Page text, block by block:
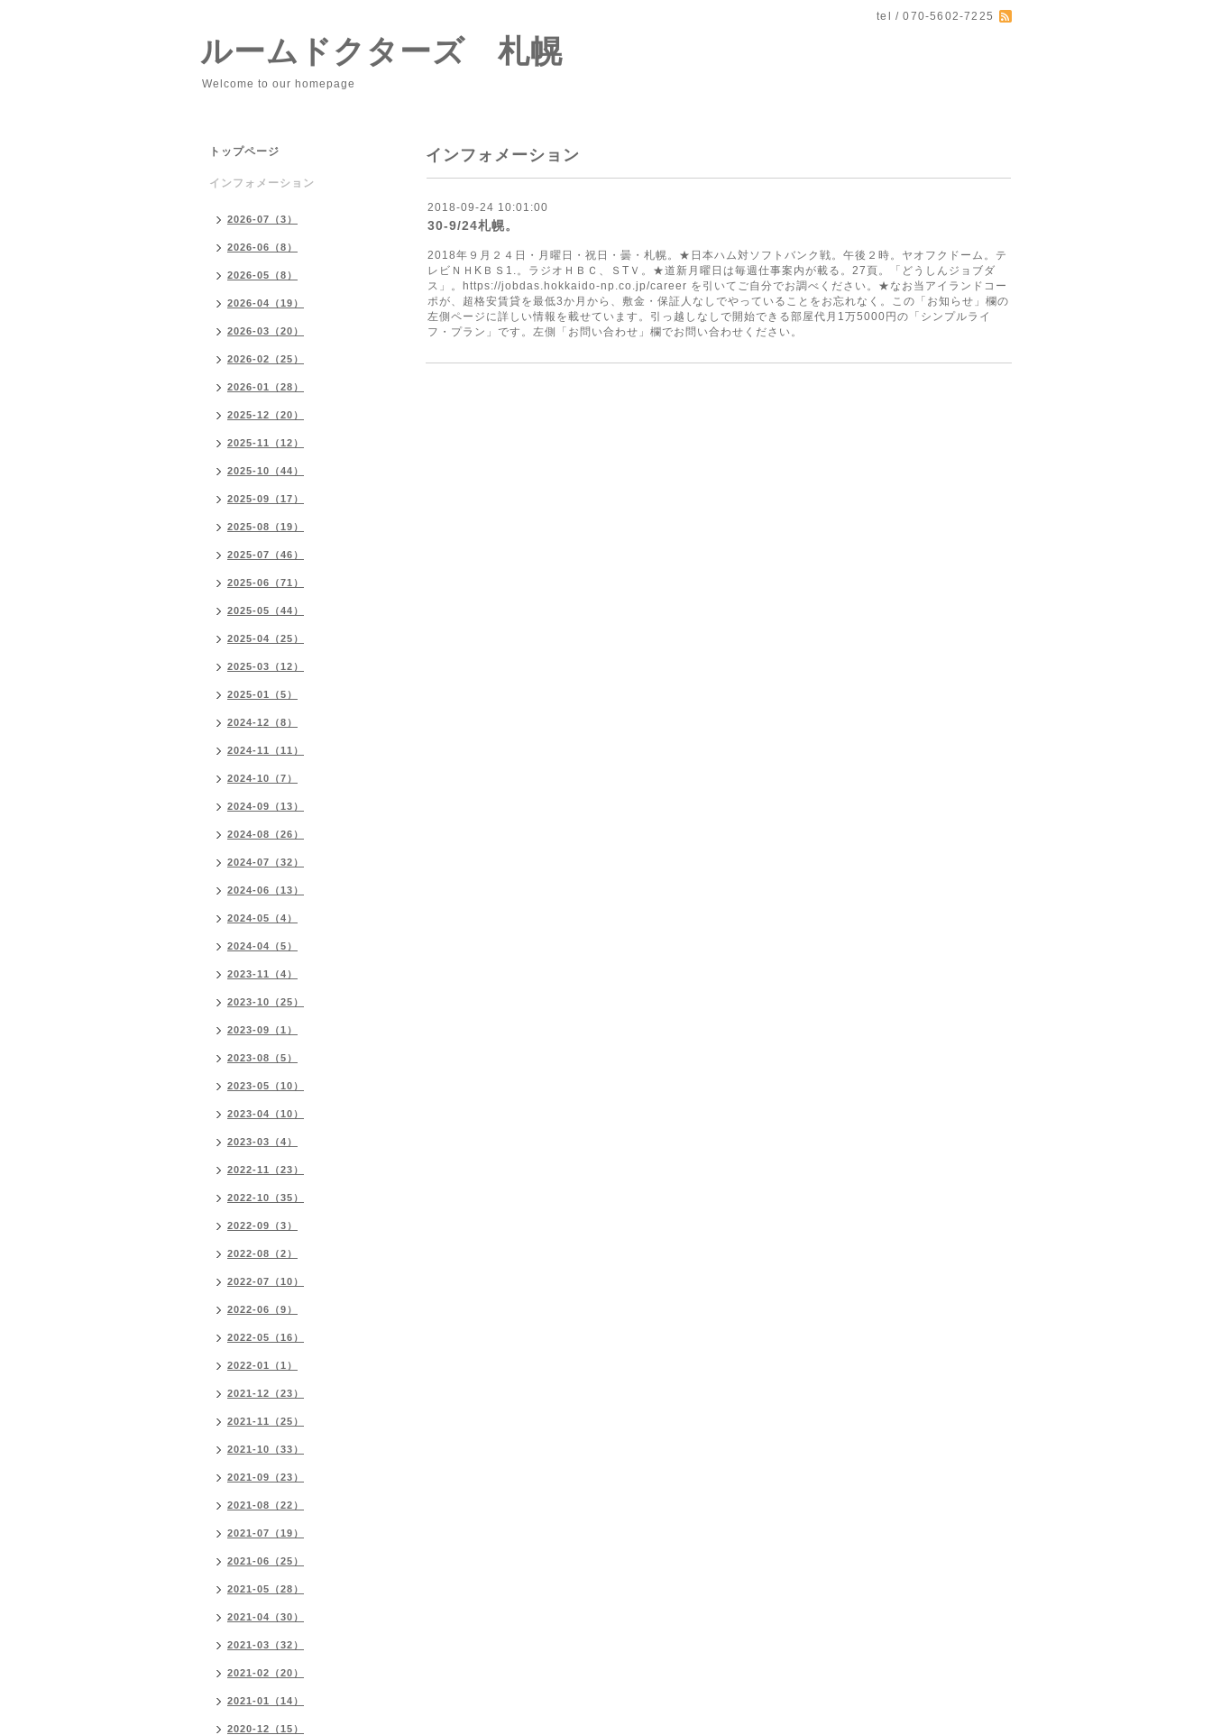
tel / 070-5602-7225
ルームドクターズ 札幌
Welcome to our homepage
インフォメーション
2018-09-24 10:01:00
30-9/24札幌。
2018年９月２４日・月曜日・祝日・曇・札幌。★日本ハム対ソフトバンク戦。午後２時。ヤオフクドーム。テ
レビＮＨKＢＳ1.。ラジオＨＢＣ、ＳТＶ。★道新月曜日は毎週仕事案内が載る。27頁。「どうしんジョブダ
ス」。https://jobdas.hokkaido-np.co.jp/career を引いてご自分でお調べください。★なお当アイランドコー
ポが、超格安賃貸を最低3か月から、敷金・保証人なしでやっていることをお忘れなく。この「お知らせ」欄の
左側ページに詳しい情報を載せています。引っ越しなしで開始できる部屋代月1万5000円の「シンプルライ
フ・プラン」です。左側「お問い合わせ」欄でお問い合わせください。
トップページ
インフォメーション
2026-07（3）
2026-06（8）
2026-05（8）
2026-04（19）
2026-03（20）
2026-02（25）
2026-01（28）
2025-12（20）
2025-11（12）
2025-10（44）
2025-09（17）
2025-08（19）
2025-07（46）
2025-06（71）
2025-05（44）
2025-04（25）
2025-03（12）
2025-01（5）
2024-12（8）
2024-11（11）
2024-10（7）
2024-09（13）
2024-08（26）
2024-07（32）
2024-06（13）
2024-05（4）
2024-04（5）
2023-11（4）
2023-10（25）
2023-09（1）
2023-08（5）
2023-05（10）
2023-04（10）
2023-03（4）
2022-11（23）
2022-10（35）
2022-09（3）
2022-08（2）
2022-07（10）
2022-06（9）
2022-05（16）
2022-01（1）
2021-12（23）
2021-11（25）
2021-10（33）
2021-09（23）
2021-08（22）
2021-07（19）
2021-06（25）
2021-05（28）
2021-04（30）
2021-03（32）
2021-02（20）
2021-01（14）
2020-12（15）